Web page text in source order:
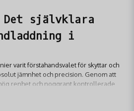
självklara
i
varit förstahandsvalet för skyttar och
jämnhet och precision. Genom att
renhet och noggrant kontrollerade
ett sortiment som presterar optimalt i
till tungt långhållsskytte. Deras krut är